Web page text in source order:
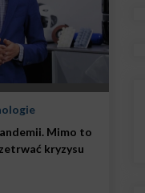
Mimo to
kryzysu